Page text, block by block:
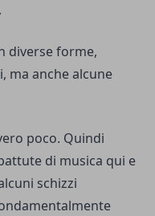
diverse forme,
ma anche alcune
poco. Quindi
di musica qui e
schizzi